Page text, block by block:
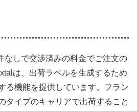
なしで交渉済みの料金でご注文の
は、出荷ラベルを生成するため
る機能を提供しています。フラン
タイプのキャリアで出荷すること